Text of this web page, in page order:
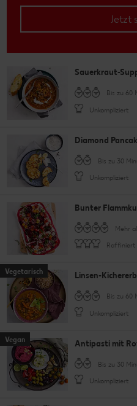
Jetzt
Sauerkraut-
Bis zu 60
Unkompliziert
Diamond
Bis zu 30
Unkompliziert
Vegetarisch
Bunter
Mehr
Raffiniert
Vegan
Linsen-
Bis zu 60
Unkompliziert
Antipasti mit
Bis zu 30
Unkompliziert